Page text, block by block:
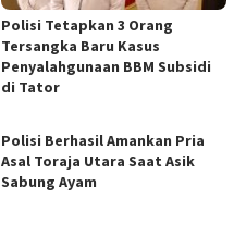
Polisi Tetapkan 3 Orang
Tersangka Baru Kasus
Penyalahgunaan BBM Subsidi
di Tator
Polisi Berhasil Amankan Pria
Asal Toraja Utara Saat Asik
Sabung Ayam